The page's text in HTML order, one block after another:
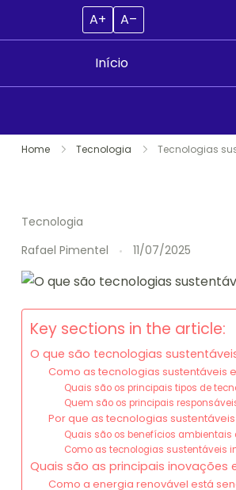
A+ A–
Início
SkipHome Tecnologia Tecnologias
Tecnologia
Rafael Pimentel
11/07/2025
Key sections in the article:
O que são tecnologias
Como as tecnologias sustentáveis
Quais são os principais tipos de
Quem são os principais
Por que as tecnologias
Quais são os benefícios
Como as tecnologias sustentáveis
Quais são as principais inovações
Como a energia renovável está